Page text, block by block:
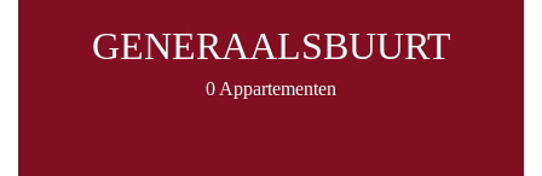
GENERAALSBUURT
0 Appartementen